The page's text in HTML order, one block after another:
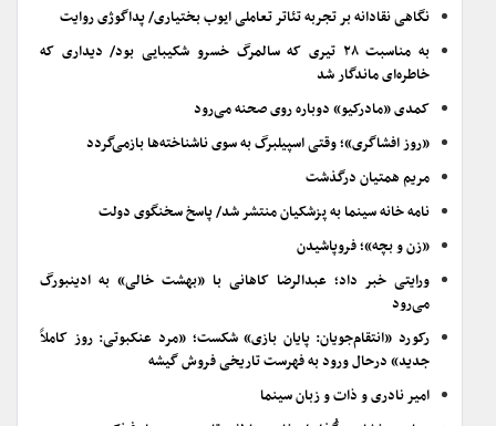
نگاهی نقادانه بر تجربه تئاتر تعاملی ایوب بختیاری/ پداگوژی روایت
به مناسبت ۲۸ تیری که سالمرگ خسرو شکیبایی بود/ دیداری که
خاطره‌ای ماندگار شد
کمدی «مادرکیو» دوباره روی صحنه می‌رود
«روز افشاگری»؛ وقتی اسپیلبرگ به سوی ناشناخته‌ها بازمی‌گردد
مریم همتیان درگذشت
نامه خانه سینما به پزشکیان منتشر شد/ پاسخ سخنگوی دولت
«زن و بچه»؛ فروپاشیدن
ورایتی خبر داد؛ عبدالرضا کاهانی با «بهشت خالی» به ادینبورگ
می‌رود
رکورد «انتقام‌جویان: پایان بازی» شکست؛ «مرد عنکبوتی: روز کاملاً
جدید» درحال ورود به فهرست تاریخی فروش گیشه
امیر نادری و ذات و زبان سینما